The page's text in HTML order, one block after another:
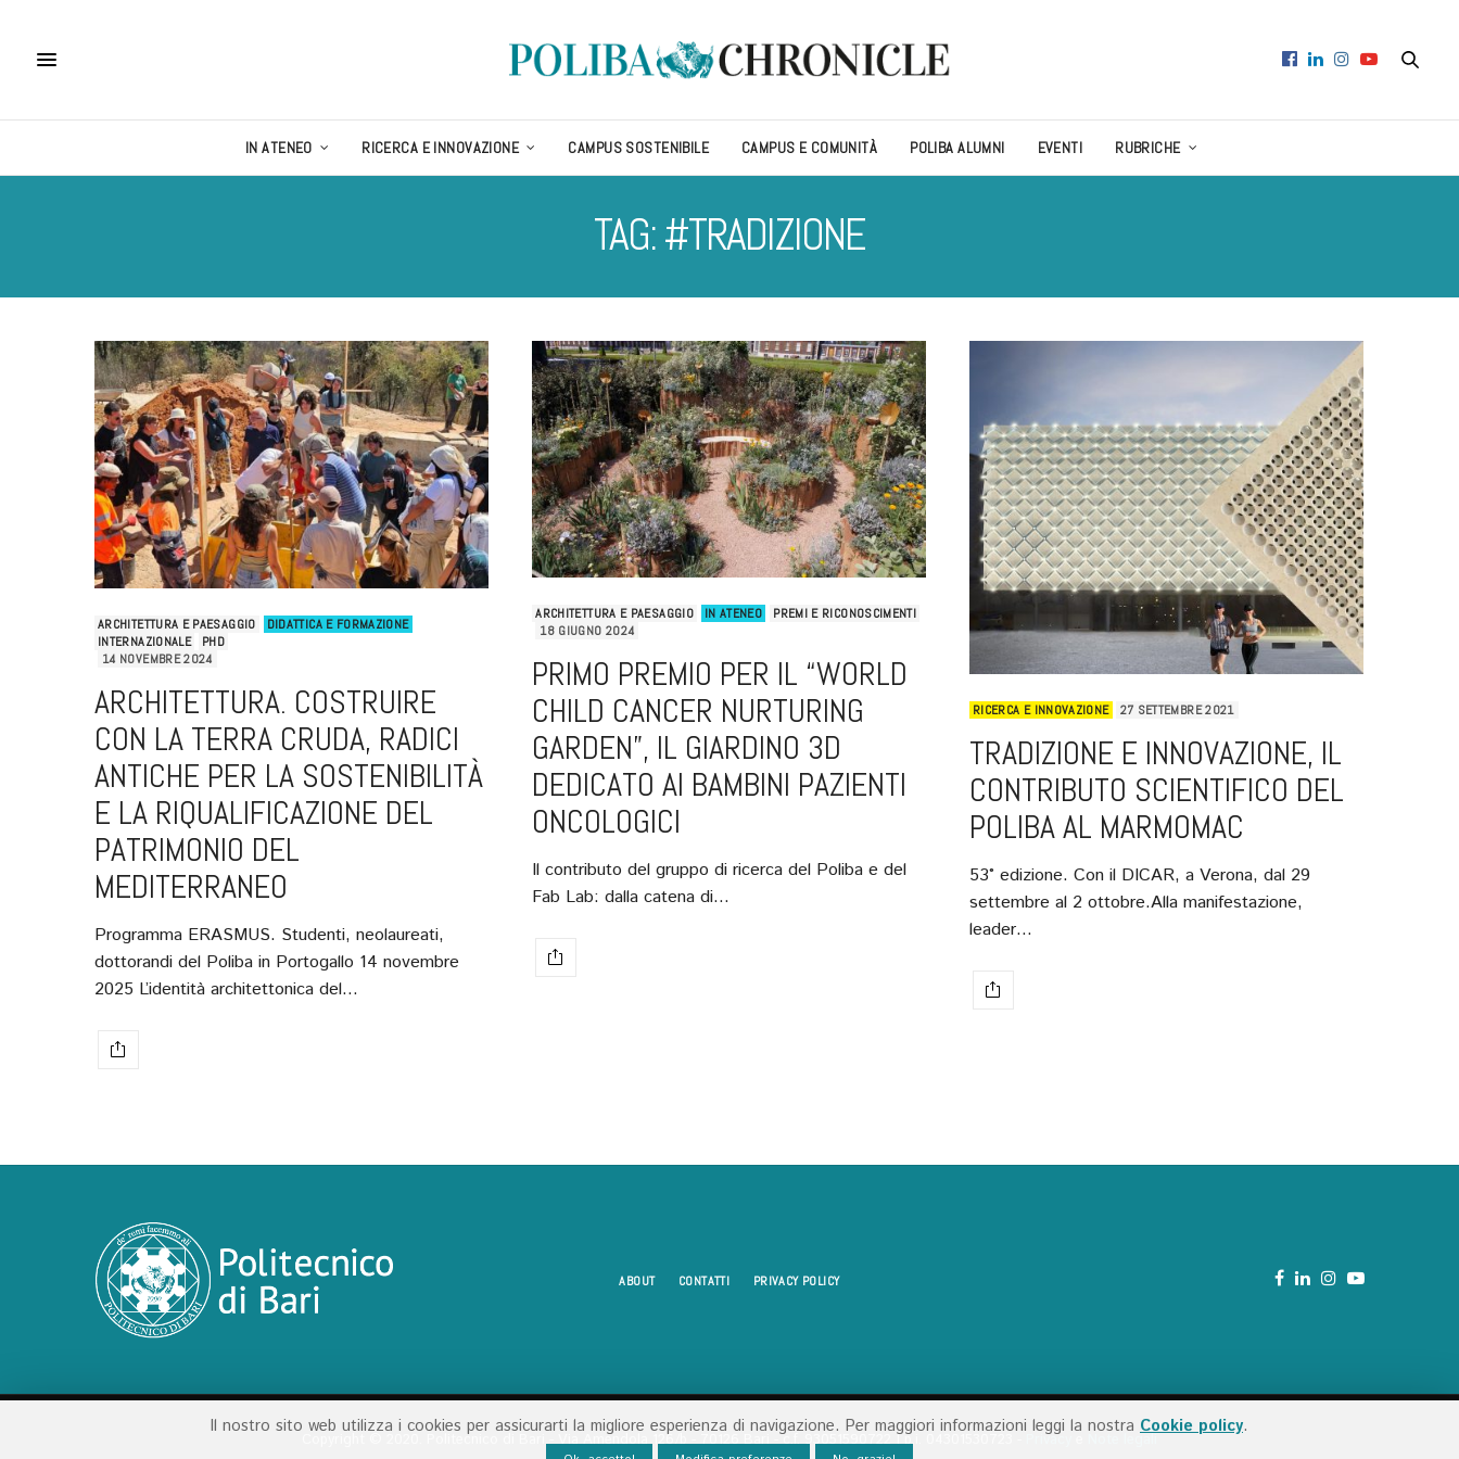
IN ATENEO RICERCA E INNOVAZIONE CAMPUS SOSTENIBILE CAMPUS E COMUNITÀ POLIBA ALUMNI EVENTI RUBRICHE
TAG: #TRADIZIONE
ARCHITETTURA E PAESAGGIO
DIDATTICA E FORMAZIONE
INTERNAZIONALE
PHD
14 NOVEMBRE 2024
ARCHITETTURA. COSTRUIRE
CON LA TERRA CRUDA, RADICI
ANTICHE PER LA SOSTENIBILITÀ
E LA RIQUALIFICAZIONE DEL
PATRIMONIO DEL
MEDITERRANEO
Programma ERASMUS. Studenti, neolaureati,
dottorandi del Poliba in Portogallo 14 novembre
2025 L’identità architettonica del…
ARCHITETTURA E PAESAGGIO IN ATENEO
PREMI E RICONOSCIMENTI
18 GIUGNO 2024
PRIMO PREMIO PER IL “WORLD
CHILD CANCER NURTURING
GARDEN”, IL GIARDINO 3D
DEDICATO AI BAMBINI PAZIENTI
ONCOLOGICI
Il contributo del gruppo di ricerca del Poliba e del
Fab Lab: dalla catena di…
RICERCA E INNOVAZIONE 27 SETTEMBRE 2021
TRADIZIONE E INNOVAZIONE, IL
CONTRIBUTO SCIENTIFICO DEL
POLIBA AL MARMOMAC
53° edizione. Con il DICAR, a Verona, dal 29
settembre al 2 ottobre.Alla manifestazione,
leader…
ABOUT CONTATTI PRIVACY POLICY
Copyright ©️ 2020. Politecnico di Bari - Via Amendola 126/b - 70126 Bari - c.f. 93051590722 | p.i. 04301530723 - Privacy Note legali
Il nostro sito web utilizza i cookies per assicurarti la migliore esperienza di navigazione. Per maggiori informazioni leggi la nostra Cookie policy.